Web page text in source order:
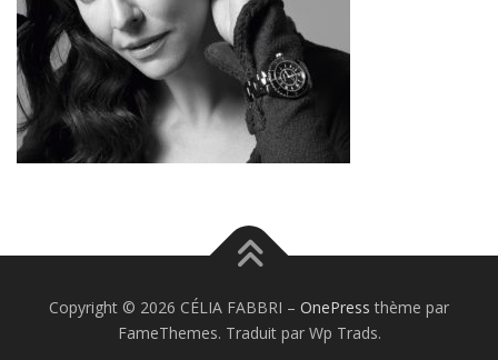
Copyright © 2026 CÉLIA FABBRI – OnePress thème par
FameThemes. Traduit par Wp Trads.